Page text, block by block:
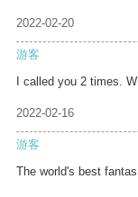
2022-02-20
游客
I called you 2 times. W
2022-02-16
游客
The world's best fantas